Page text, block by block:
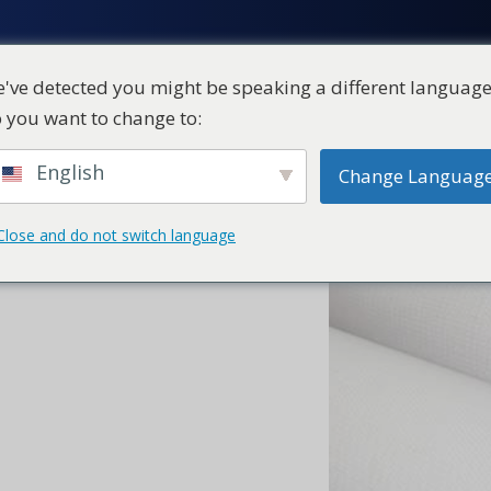
Productos
petróleo y
detected you might be speaking a different
you want to change to:
English Change
and do not switch language